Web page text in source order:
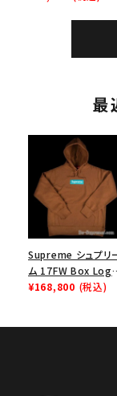
最
Supreme シュプリ
ム 17FW Box
Hooded
¥168,800 (税込)